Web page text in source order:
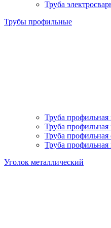
Труба
Трубы профильные
Труба профильная
Труба профильная
Труба профильная
Труба
Уголок металлический